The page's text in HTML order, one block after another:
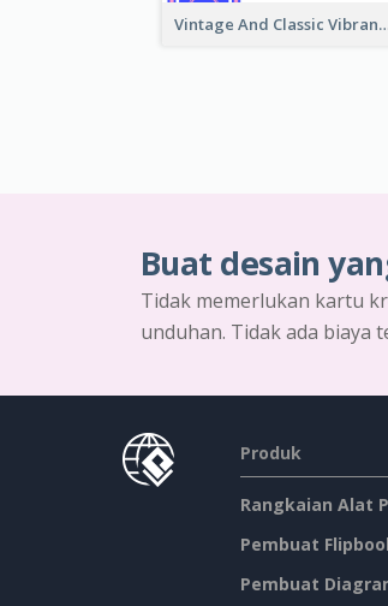
Vintage And Classic
Buat desain
Tidak memerlukan kartu
unduhan. Tidak ada biaya
Produk
Rangkaian Alat
Pembuat
Pembuat